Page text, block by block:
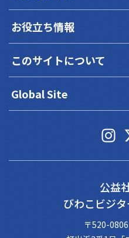
お役立ち情報
このサイトについて
Global Site
公益
びわこビジ
〒520-